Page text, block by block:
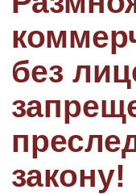
без
закону!